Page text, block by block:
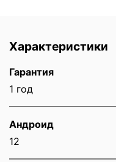
Характеристики
Гарантия
1 год
Андроид
12